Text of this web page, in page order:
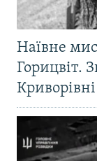
Наївне
Горицвіт.
Криворівні